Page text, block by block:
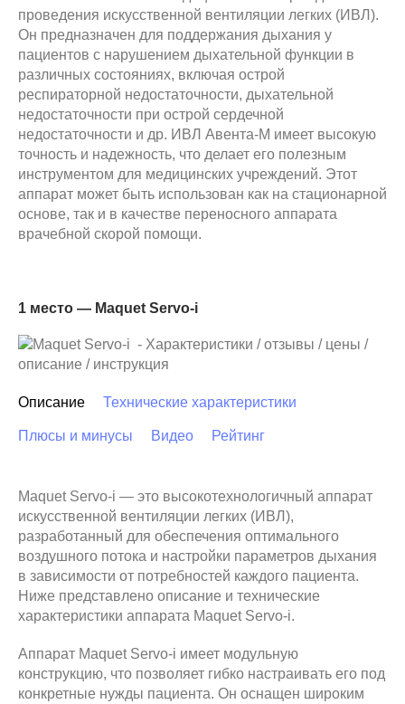
проведения искусственной вентиляции легких (ИВЛ).
Он предназначен для поддержания дыхания у
пациентов с нарушением дыхательной функции в
различных состояниях, включая острой
респираторной недостаточности, дыхательной
недостаточности при острой сердечной
недостаточности и др. ИВЛ Авента-М имеет высокую
точность и надежность, что делает его полезным
инструментом для медицинских учреждений. Этот
аппарат может быть использован как на стационарной
основе, так и в качестве переносного аппарата
врачебной скорой помощи.
1 место — Maquet Servo-i
Описание Технические характеристики
Плюсы и минусы Видео Рейтинг
Maquet Servo-i — это высокотехнологичный аппарат
искусственной вентиляции легких (ИВЛ),
разработанный для обеспечения оптимального
воздушного потока и настройки параметров дыхания
в зависимости от потребностей каждого пациента.
Ниже представлено описание и технические
характеристики аппарата Maquet Servo-i.
Аппарат Maquet Servo-i имеет модульную
конструкцию, что позволяет гибко настраивать его под
конкретные нужды пациента. Он оснащен широким